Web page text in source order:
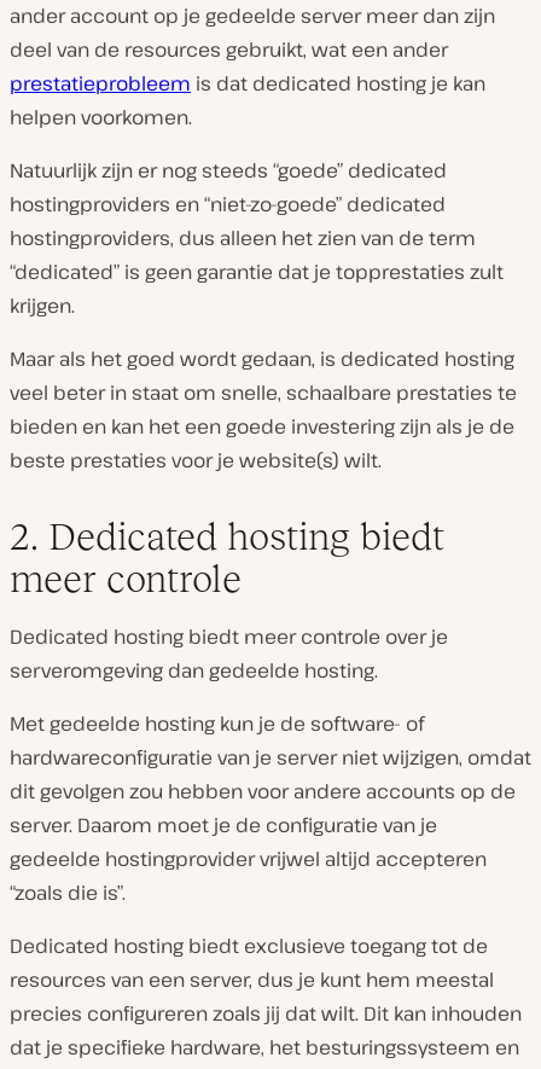
ander account op je gedeelde server meer dan zijn
deel van de resources gebruikt, wat een ander
prestatieprobleem is dat dedicated hosting je kan
helpen voorkomen.
Natuurlijk zijn er nog steeds “goede” dedicated
hostingproviders en “niet-zo-goede” dedicated
hostingproviders, dus alleen het zien van de term
“dedicated” is geen garantie dat je topprestaties zult
krijgen.
Maar als het goed wordt gedaan, is dedicated hosting
veel beter in staat om snelle, schaalbare prestaties te
bieden en kan het een goede investering zijn als je de
beste prestaties voor je website(s) wilt.
2. Dedicated hosting biedt
meer controle
Dedicated hosting biedt meer controle over je
serveromgeving dan gedeelde hosting.
Met gedeelde hosting kun je de software- of
hardwareconfiguratie van je server niet wijzigen, omdat
dit gevolgen zou hebben voor andere accounts op de
server. Daarom moet je de configuratie van je
gedeelde hostingprovider vrijwel altijd accepteren
“zoals die is”.
Dedicated hosting biedt exclusieve toegang tot de
resources van een server, dus je kunt hem meestal
precies configureren zoals jij dat wilt. Dit kan inhouden
dat je specifieke hardware, het besturingssysteem en